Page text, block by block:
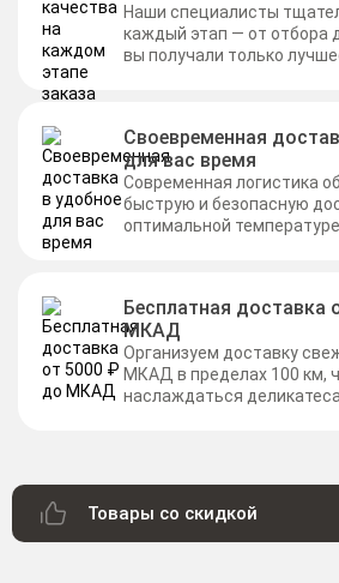
Наши специалисты
каждый этап — от отбора
вы получали только
Своевременная
для вас время
Современная логистика
быструю и безопасную
оптимальной температуре.
Бесплатная доставка
МКАД
Организуем доставку
МКАД в пределах 100 км,
наслаждаться
Товары со скидкой